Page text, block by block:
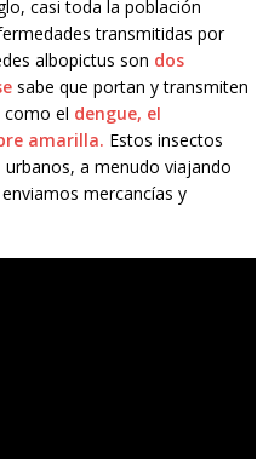
casi toda la población
transmitidas por
albopictus son dos
sabe que portan y transmiten
el dengue, el
amarilla. Estos insectos
a menudo viajando
mercancías y